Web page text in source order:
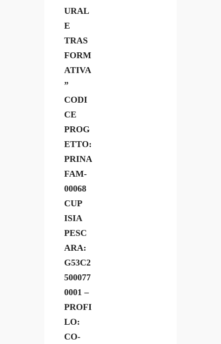
URAL
E
TRAS
FORM
ATIVA
”
CODI
CE
PROG
ETTO:
PRINA
FAM-
00068
CUP
ISIA
PESC
ARA:
G53C2
500077
0001 –
PROFI
LO:
CO-